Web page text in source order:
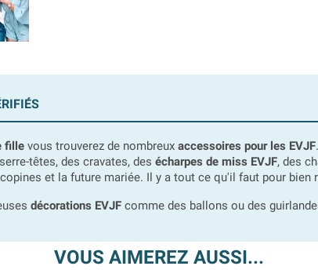
fille vous trouverez de nombreux accessoires pour les EVJF
têtes, des cravates, des écharpes de miss EVJF, des
et la future mariée. Il y a tout ce qu'il faut pour
décorations EVJF comme des ballons ou des
VOUS AIMEREZ AUSSI...